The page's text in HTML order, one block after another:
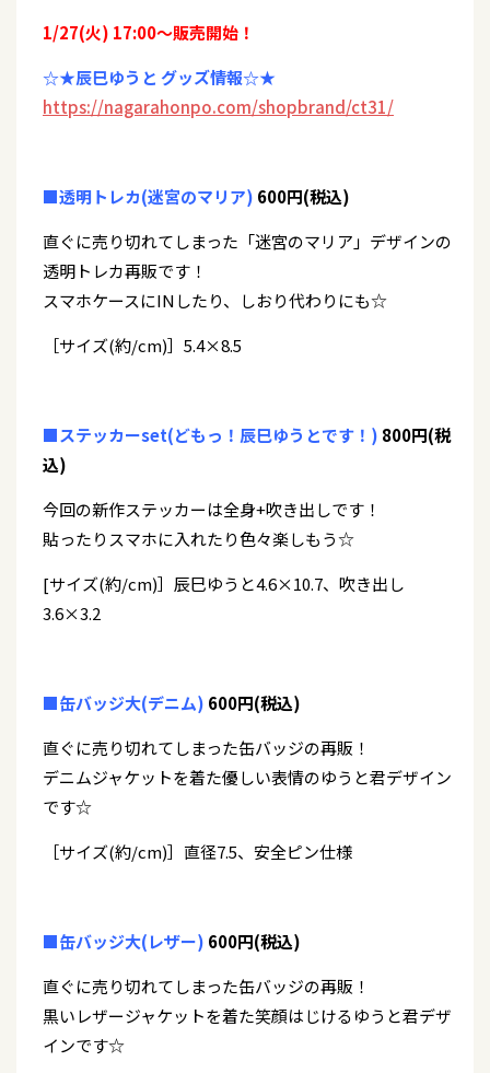
1/27(火) 17:00～販売開始！
☆★辰巳ゆうと グッズ情報☆★
https://nagarahonpo.com/shopbrand/ct31/
■透明トレカ(迷宮のマリア) 600円(税込)
直ぐに売り切れてしまった「迷宮のマリア」デザインの
透明トレカ再販です！
スマホケースにINしたり、しおり代わりにも☆
［サイズ(約/cm)］5.4×8.5
■ステッカーset(どもっ！辰巳ゆうとです！) 800円(税
込)
今回の新作ステッカーは全身+吹き出しです！
貼ったりスマホに入れたり色々楽しもう☆
[サイズ(約/cm)］辰巳ゆうと4.6×10.7、吹き出し
3.6×3.2
■缶バッジ大(デニム) 600円(税込)
直ぐに売り切れてしまった缶バッジの再販！
デニムジャケットを着た優しい表情のゆうと君デザイン
です☆
［サイズ(約/cm)］直径7.5、安全ピン仕様
■缶バッジ大(レザー) 600円(税込)
直ぐに売り切れてしまった缶バッジの再販！
黒いレザージャケットを着た笑顔はじけるゆうと君デザ
インです☆